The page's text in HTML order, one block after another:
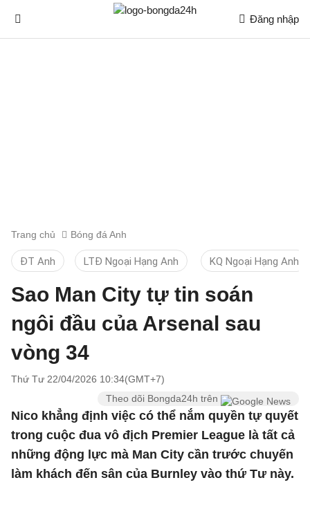
Đăng nhập
Trang chủ Bóng đá Anh
ĐT Anh LTĐ Ngoại Hạng Anh KQ Ngoại Hạng Anh
Sao Man City tự tin soán
ngôi đầu của Arsenal sau
vòng 34
Thứ Tư 22/04/2026 10:34(GMT+7)
Theo dõi Bongda24h trên
Nico khẳng định việc có thể nắm quyền tự quyết
trong cuộc đua vô địch Premier League là tất cả
những động lực mà Man City cần trước chuyến
làm khách đến sân của Burnley vào thứ Tư này.